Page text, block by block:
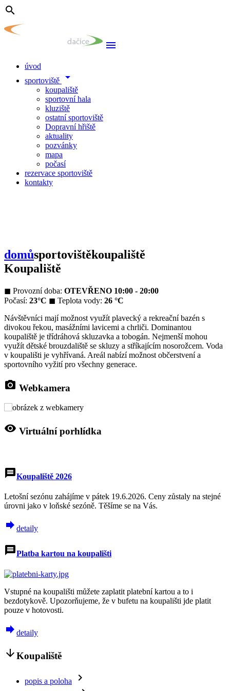
search
menu
úvod
sportoviště
arrow_drop_down
koupaliště
sportovní hala
kluziště
ostatní sportoviště
Dopravní hřiště
aktuality
pozvánky
mapa
počasí
rezervace sportoviště
kontakty
domůsportovištěkoupaliště
Koupaliště
◼ Provozní doba: OTEVŘENO 10:00 - 20:00
Počasí: 23°C ◼ Teplota vody: 26 °C
Návštěvníci mají možnost využít plavecký a rekreační bazén s
divokou řekou, masážními lavicemi a chrliči. Dominantou
koupaliště je třídráhová skluzavka a tobogán. Nejmenší mohou
využít dětské brouzdaliště se skluzy a stříkajícím nosorožcem. Voda
v koupališti je vyhřívaná. Areál nabízí možnost občerstvení a
sportovního vyžití pro všechny generace.
photo_camera Webkamera
visibility Virtuální porhlídka
messageKoupaliště 2026
Letošní sezónu zahájíme v pátek 19.6.2026. Ceny zůstaly na stejné
úrovni jako v loňské sezóně. Těšíme se na Vás.
forward detaily
messagePlatba kartou na koupališti
Vstupné na koupališti můžete zaplatit platební kartou a to i
bezdotykově. Upozorňujeme, že v bufetu na koupališti jde platit
pouze v hotovosti.
forward detaily
arrow_downwardKoupaliště
popis a poloha navigate_next